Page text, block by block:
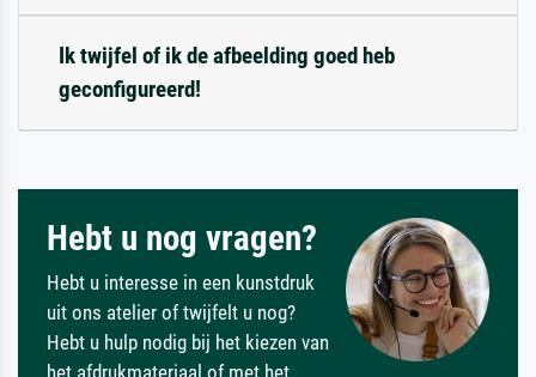
Ik twijfel of ik de afbeelding goed heb
geconfigureerd!
Hebt u nog vragen?
Hebt u interesse in een kunstdruk
uit ons atelier of twijfelt u nog?
Hebt u hulp nodig bij het kiezen van
het afdrukmateriaal of met het